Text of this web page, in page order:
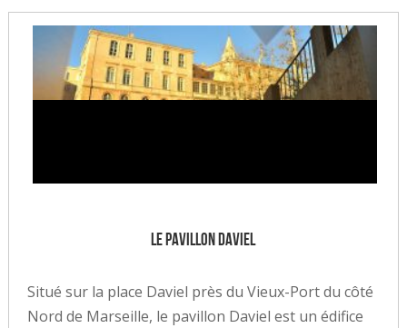
Le Pavillon Daviel
Situé sur la place Daviel près du Vieux-Port du côté
Nord de Marseille, le pavillon Daviel est un édifice